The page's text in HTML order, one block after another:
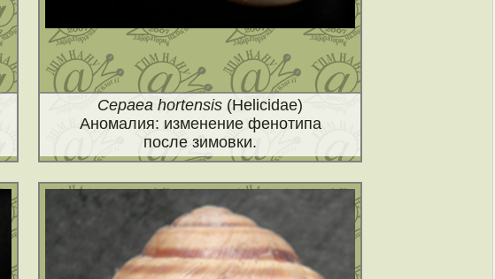
Cepaea hortensis (Helicidae)
Аномалия: изменение фенотипа
после зимовки.